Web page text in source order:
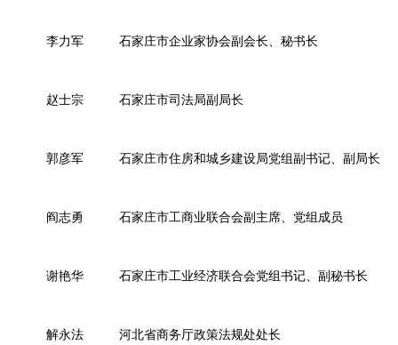
李力军 石家庄市企业家协会副会长、秘书长
赵士宗 石家庄市司法局副局长
郭彦军 石家庄市住房和城乡建设局党组副书记、副局长
阎志勇 石家庄市工商业联合会副主席、党组成员
谢艳华 石家庄市工业经济联合会党组书记、副秘书长
解永法 河北省商务厅政策法规处处长